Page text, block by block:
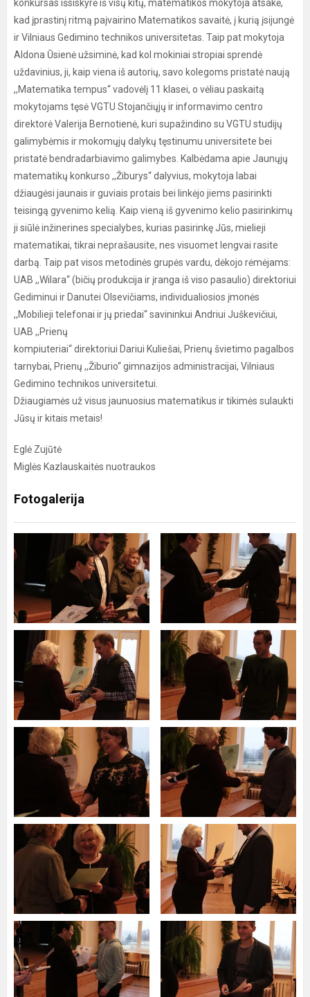
konkursas išsiskyrė iš visų kitų, matematikos mokytoja atsakė,
kad įprastinį ritmą paįvairino Matematikos savaitė, į kurią įsijungė
ir Vilniaus Gedimino technikos universitetas. Taip pat mokytoja
Aldona Ūsienė užsiminė, kad kol mokiniai stropiai sprendė
uždavinius, ji, kaip viena iš autorių, savo kolegoms pristatė naują
,,Matematika tempus“ vadovėlį 11 klasei, o vėliau paskaitą
mokytojams tęsė VGTU Stojančiųjų ir informavimo centro
direktorė Valerija Bernotienė, kuri supažindino su VGTU studijų
galimybėmis ir mokomųjų dalykų tęstinumu universitete bei
pristatė bendradarbiavimo galimybes. Kalbėdama apie Jaunųjų
matematikų konkurso ,,Žiburys“ dalyvius, mokytoja labai
džiaugėsi jaunais ir guviais protais bei linkėjo jiems pasirinkti
teisingą gyvenimo kelią. Kaip vieną iš gyvenimo kelio pasirinkimų
ji siūlė inžinerines specialybes, kurias pasirinkę Jūs, mielieji
matematikai, tikrai neprašausite, nes visuomet lengvai rasite
darbą. Taip pat visos metodinės grupės vardu, dėkojo rėmėjams:
UAB ,,Wilara“ (bičių produkcija ir įranga iš viso pasaulio) direktoriui
Gediminui ir Danutei Olsevičiams, individualiosios įmonės
,,Mobilieji telefonai ir jų priedai“ savininkui Andriui Juškevičiui,
UAB ,,Prienų
kompiuteriai“ direktoriui Dariui Kuliešai, Prienų švietimo pagalbos
tarnybai, Prienų ,,Žiburio“ gimnazijos administracijai, Vilniaus
Gedimino technikos universitetui.
Džiaugiamės už visus jaunuosius matematikus ir tikimės sulaukti
Jūsų ir kitais metais!
Eglė Zujūtė
Miglės Kazlauskaitės nuotraukos
Fotogalerija